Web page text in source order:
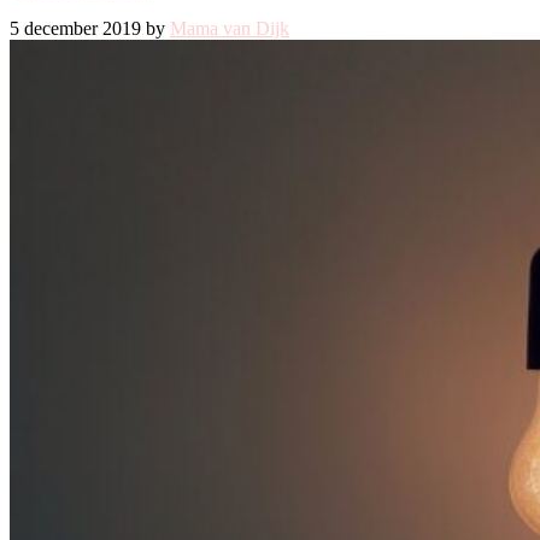
5 december 2019 by Mama van Dijk